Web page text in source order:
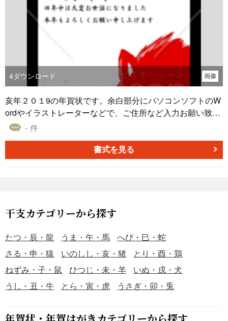
4ダウンロード 画像
亥年２０１9の年賀状です。余白部分にパソコンソフトのW
ordやイラストレーターなどで、ご住所など入力お願い致し
ます。- 件
書式を見る
干支カテゴリーから探す
たつ・辰・龍 うま・午・馬
へび・巳・蛇
さる・申・猿
いのしし・亥・猪
とり・酉・鶏
ねずみ・子・鼠
ひつじ・未・羊
いぬ・戌・犬
うし・丑・牛
とら・寅・虎 うさぎ・卯・兎
年賀状・年賀はがきカテゴリーから探す